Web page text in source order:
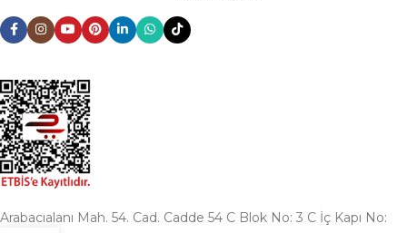
Arabacıalanı Mah. 54. Cad. Cadde 54 C Blok No: 3 C İç Kapı No: